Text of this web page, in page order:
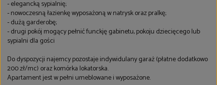
- elegancką sypialnię;
- nowoczesną łazienkę wyposażoną w natrysk oraz pralkę;
- dużą garderobę;
- drugi pokój mogący pełnić funckję gabinetu, pokoju dziecięcego lub
sypialni dla gości
Do dyspozycji najemcy pozostaje indywidulany garaż (płatne dodatkowo
200 zł/mc) oraz komórka lokatorska.
Apartament jest w pełni umeblowane i wyposażone.